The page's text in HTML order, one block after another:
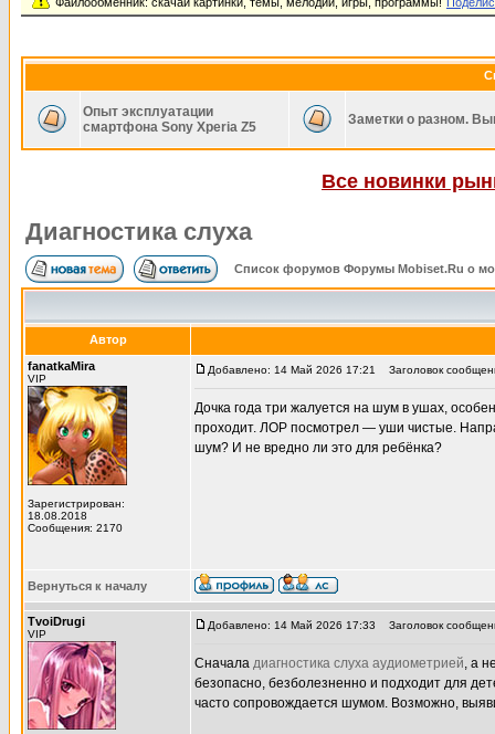
Опыт эксплуатации
смартфона Sony Xperia Z5
Заметки о разном.
Все новинки
Диагностика слуха
Список форумов Форумы Mobiset.Ru о
Автор
fanatkaMira
VIP
Зарегистрирован:
18.08.2018
Сообщения: 2170
Добавлено: 14 Май 2026 17:21 Заголовок
Дочка года три жалуется на шум в ушах,
проходит. ЛОР посмотрел — уши чистые.
шум? И не вредно ли это для ребёнка?
Вернуться к началу
TvoiDrugi
VIP
Добавлено: 14 Май 2026 17:33 Заголовок
Сначала диагностика слуха аудиометрией, а
безопасно, безболезненно и подходит для
часто сопровождается шумом. Возможно,